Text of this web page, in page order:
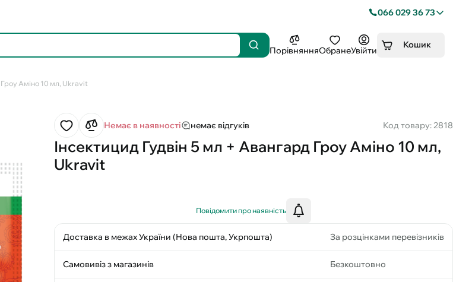
066 029 36 73
ПорівнянняОбранеУвійти
Кошик
Гроу Аміно 10 мл, Ukravit
Немає в наявності немає відгуків Код товару: 2818
Інсектицид Гудвін 5 мл + Авангард Гроу Аміно 10 мл,
Ukravit
Повідомити про наявність
Доставка в межах України (Нова пошта, Укрпошта) За розцінками перевізників
Самовивіз з магазинів Безкоштовно